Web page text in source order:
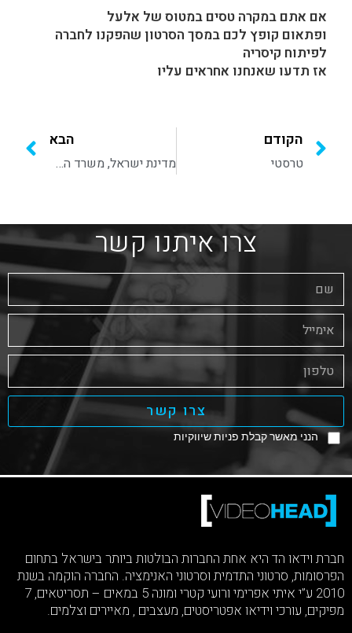
אם אתם במקרה טסים במטוס של אלעל
ופתאום קופץ לכם במסך הסרטון שהפקנו לחברה
לפיתוח קיסריה
אז תדעו שאנחנו אחראים עליו
הקודם
טרסטי
הבא
מדינת ישראל, משרד החוץ
צרו איתנו קשר
הנני מאשר קבלת פניות שיווקיות
צרו קשר
חברת וידאו הד היא אחת החברות הבולטות ביותר בישראל בתחום
הפרסומות, סרטוני התדמית וסרטוני האנימציה. החברה הוקמה בשנת
2010 ע”י איתי אפרימי ורועי קטרי ומונה 5 במאים – תסריטאים, 7
מפיקים, עורכי וידיאו אפטריסטים, מעצבים , מאיירים וצלמים.